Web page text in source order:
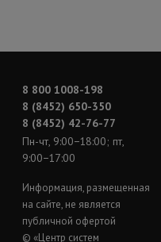
8 800 1008-198
8 (8452) 650-350
8 (8452) 42-76-77
Пн-чт, 9:00−18:00; пт,
9:00−17:00
Информация, размещенная
на сайте, не является
публичной офертой
© «Центр систем